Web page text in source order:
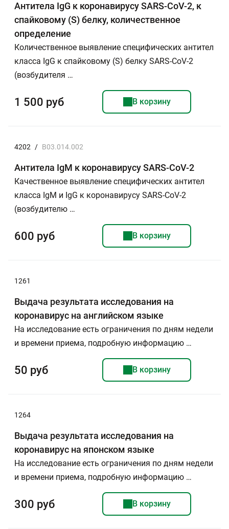
Антитела IgG к коронавирусу SARS-CoV-2, к
спайковому (S) белку, количественное
определение
Количественное выявление специфических антител
класса IgG к спайковому (S) белку SARS-CoV-2
(возбудителя …
1 500 руб В корзину
4202 / B03.014.002
Антитела IgМ к коронавирусу SARS-CoV-2
Качественное выявление специфических антител
класса IgМ и IgG к коронавирусу SARS-CoV-2
(возбудителю …
600 руб В корзину
1261
Выдача результата исследования на
коронавирус на английском языке
На исследование есть ограничения по дням недели
и времени приема, подробную информацию …
50 руб В корзину
1264
Выдача результата исследования на
коронавирус на японском языке
На исследование есть ограничения по дням недели
и времени приема, подробную информацию …
300 руб В корзину